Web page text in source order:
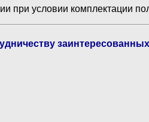
при условии комплектации